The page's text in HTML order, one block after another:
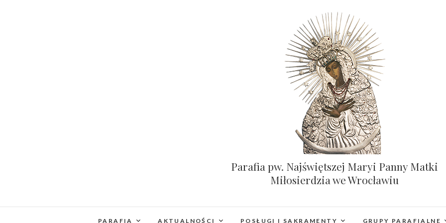
Parafia pw. Najświętszej Maryi Panny Matki
Miłosierdzia we Wrocławiu
PARAFIA AKTUALNOŚCI POSŁUGI I SAKRAMENTY GRUPY PARAFIALNE